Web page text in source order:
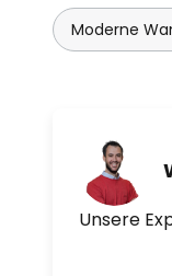
Moderne
Unsere